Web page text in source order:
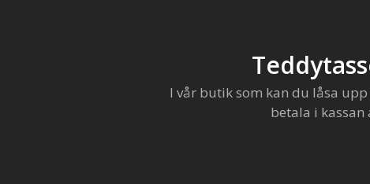
I vår butik som kan du låsa
betala i kassan